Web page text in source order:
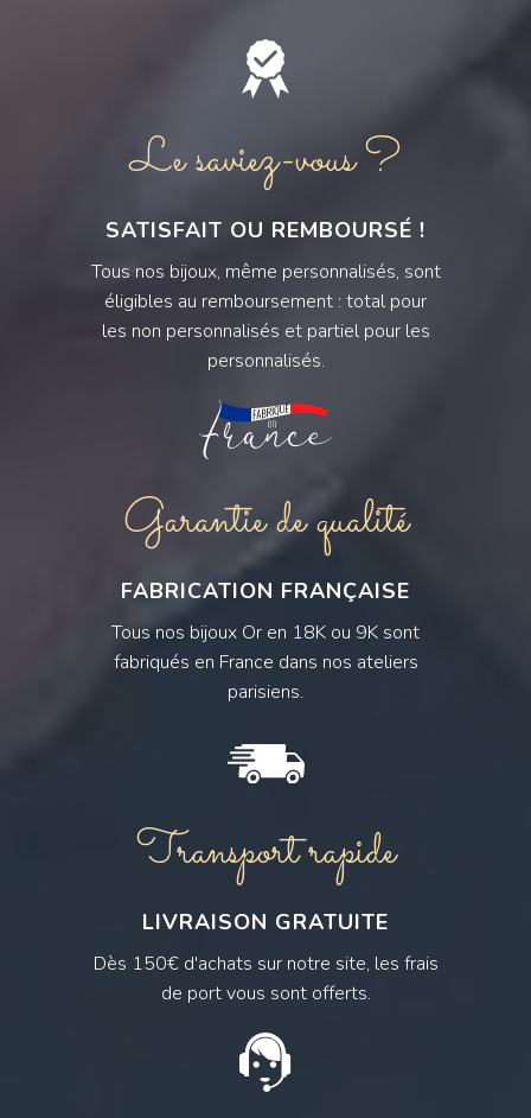
Le saviez-vous ?
SATISFAIT OU REMBOURSÉ !
Tous nos bijoux, même personnalisés, sont
éligibles au remboursement : total pour
les non personnalisés et partiel pour les
personnalisés.
Garantie de qualité
FABRICATION FRANÇAISE
Tous nos bijoux Or en 18K ou 9K sont
fabriqués en France dans nos ateliers
parisiens.
Transport rapide
LIVRAISON GRATUITE
Dès 150€ d'achats sur notre site, les frais
de port vous sont offerts.